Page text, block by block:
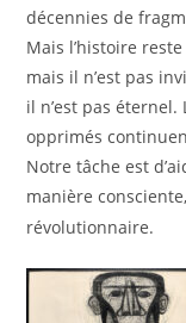
décennies de
Mais l’histoire
mais il n’est pas
il n’est pas
opprimés
Notre tâche est
manière
révolutionnaire.